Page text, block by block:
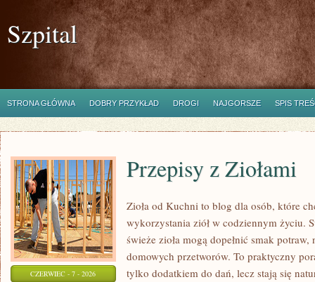
Szpital
STRONA GŁÓWNA DOBRY PRZYKŁAD DROGI NAJGORSZE SPIS
CZERWIEC - 7 - 2026
Przepisy z Ziołami
Zioła od Kuchni to blog dla osób, które
wykorzystania ziół w codziennym życiu.
świeże zioła mogą dopełnić smak
domowych przetworów. To praktyczny
tylko dodatkiem do dań, lecz stają się